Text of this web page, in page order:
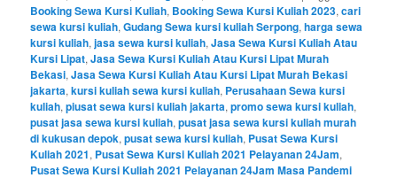
Booking Sewa Kursi Kuliah, Booking Sewa Kursi Kuliah 2023,cari
sewa kursi kuliah,Gudang Sewa kursi kuliah Serpong,harga sewa
kursi kuliah,jasa sewa kursi kuliah,Jasa Sewa Kursi Kuliah Atau
Kursi Lipat,Jasa Sewa Kursi Kuliah Atau Kursi Lipat Murah
Bekasi,Jasa Sewa Kursi Kuliah Atau Kursi Lipat Murah Bekasi
jakarta,kursi kuliah sewa kursi kuliah, Perusahaan Sewa kursi
kuliah,piusat sewa kursi kuliah jakarta,promo sewa kursi kuliah,
pusat jasa sewa kursi kuliah,pusat jasa sewa kursi kuliah murah
di kukusan depok,pusat sewa kursi kuliah, Pusat Sewa Kursi
Kuliah 2021, Pusat Sewa Kursi Kuliah 2021 Pelayanan 24Jam,
Pusat Sewa Kursi Kuliah 2021 Pelayanan 24Jam Masa Pandemi